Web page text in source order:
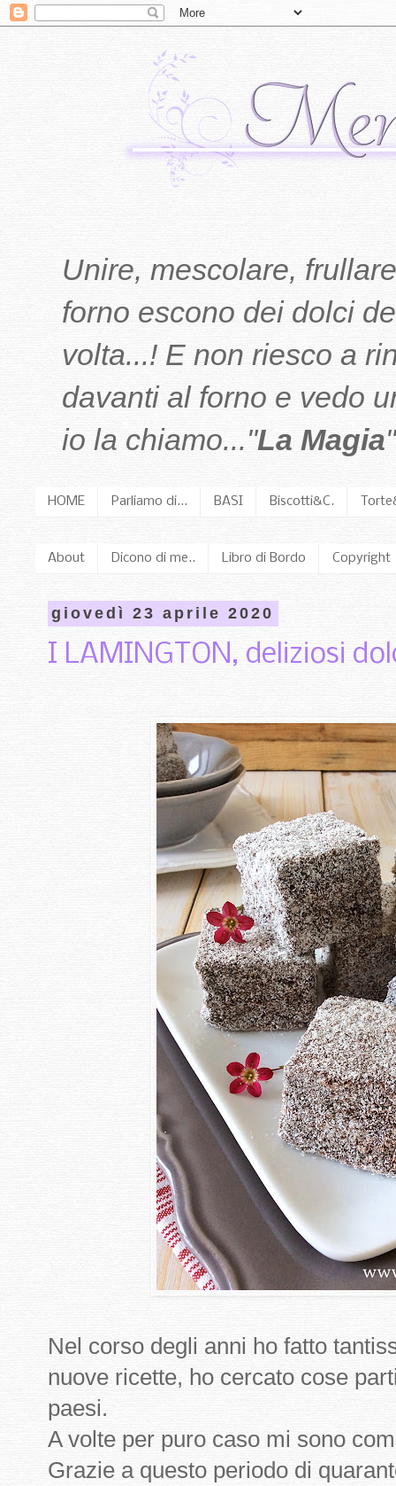
Unire, mescolare,
forno escono dei dolci
volta...! E non riesco a
davanti al forno e vedo
io la chiamo..."La Magia
HOME Parliamo di... BASI Biscotti&C.
About Dicono di me.. Libro di Bordo Copyright
giovedì 23 aprile 2020
I LAMINGTON, deliziosi
Nel corso degli anni ho fatto
nuove ricette, ho cercato cose
paesi.
A volte per puro caso mi sono
Grazie a questo periodo di